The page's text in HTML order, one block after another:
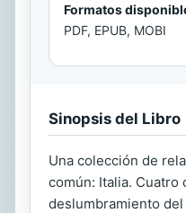
Formatos
PDF, EPUB, MOBI
Sinopsis del Libro
Una colección de
común: Italia. Cuatro
deslumbramiento